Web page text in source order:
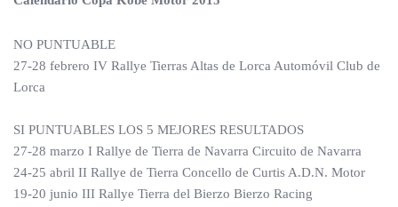
NO PUNTUABLE
27-28 febrero IV Rallye Tierras Altas de Lorca Automóvil Club de
Lorca
SI PUNTUABLES LOS 5 MEJORES RESULTADOS
27-28 marzo I Rallye de Tierra de Navarra Circuito de Navarra
24-25 abril II Rallye de Tierra Concello de Curtis A.D.N. Motor
19-20 junio III Rallye Tierra del Bierzo Bierzo Racing